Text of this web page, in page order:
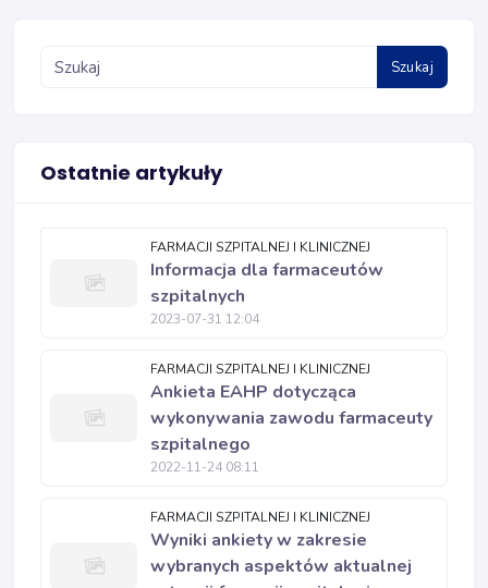
Szukaj
Ostatnie artykuły
FARMACJI SZPITALNEJ I KLINICZNEJ
Informacja dla farmaceutów
szpitalnych
2023-07-31 12:04
FARMACJI SZPITALNEJ I KLINICZNEJ
Ankieta EAHP dotycząca
wykonywania zawodu farmaceuty
szpitalnego
2022-11-24 08:11
FARMACJI SZPITALNEJ I KLINICZNEJ
Wyniki ankiety w zakresie
wybranych aspektów aktualnej